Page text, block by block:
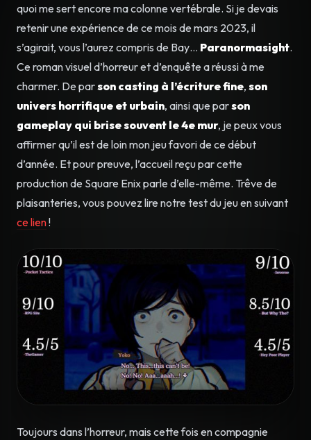
quoi me sert encore ma colonne vertébrale. Si je devais
retenir une expérience de ce mois de mars 2023, il
s’agirait, vous l’aurez compris de Bay… Paranormasight.
Ce roman visuel d’horreur et d’enquête a réussi à me
charmer. De parson casting à l’écriture fine, son
univers horrifique et urbain, ainsi que parson
gameplay qui brise souvent le 4e mur, je peux vous
affirmer qu’il est de loin mon jeu favori de ce début
d’année. Et pour preuve, l’accueil reçu par cette
production de Square Enix parle d’elle-même. Trêve de
plaisanteries, vous pouvez lire notre test du jeu en suivant
ce lien!
Toujours dans l’horreur, mais cette fois en compagnie